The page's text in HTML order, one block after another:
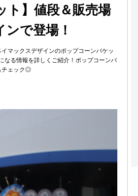
ト】値段＆販売場
で登場！
マックスデザインのポップコーンバケッ
なる情報を詳しくご紹介！ポップコーンバ
チェック◎